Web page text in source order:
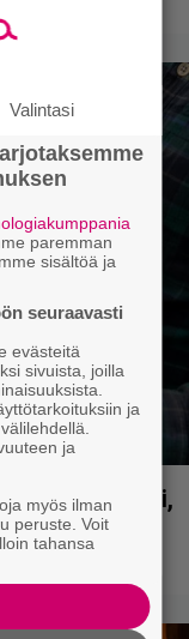
– päävoitto tuli,
Valintasi
paremman
sisältöä ja
seuraavasti
evästeitä
sivuista, joilla
ja
ja
myös ilman
peruste. Voit
tahansa